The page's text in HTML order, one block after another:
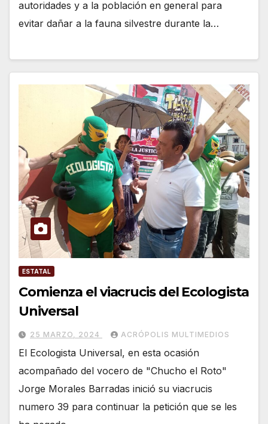
autoridades y a la población en general para
evitar dañar a la fauna silvestre durante la…
ESTATAL
Comienza el viacrucis del Ecologista
Universal
25 MARZO, 2024 ACRÓPOLIS MULTIMEDIOS
El Ecologista Universal, en esta ocasión
acompañado del vocero de "Chucho el Roto"
Jorge Morales Barradas inició su viacrucis
numero 39 para continuar la petición que se les